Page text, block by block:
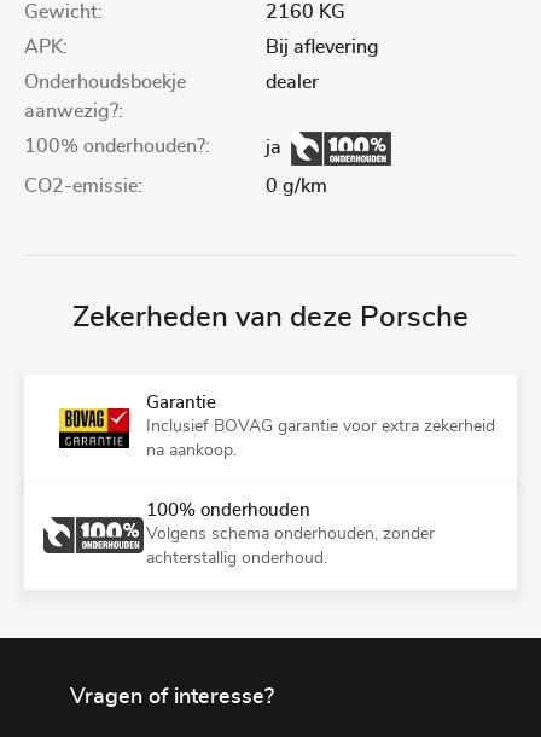
Gewicht:
2160 KG
APK:
Bij aflevering
Onderhoudsboekje
aanwezig?:
dealer
100% onderhouden?: ja
CO2-emissie: 0 g/km
Zekerheden van deze Porsche
Garantie
Inclusief BOVAG garantie voor extra zekerheid
na aankoop.
100% onderhouden
Volgens schema onderhouden, zonder
achterstallig onderhoud.
Vragen of interesse?